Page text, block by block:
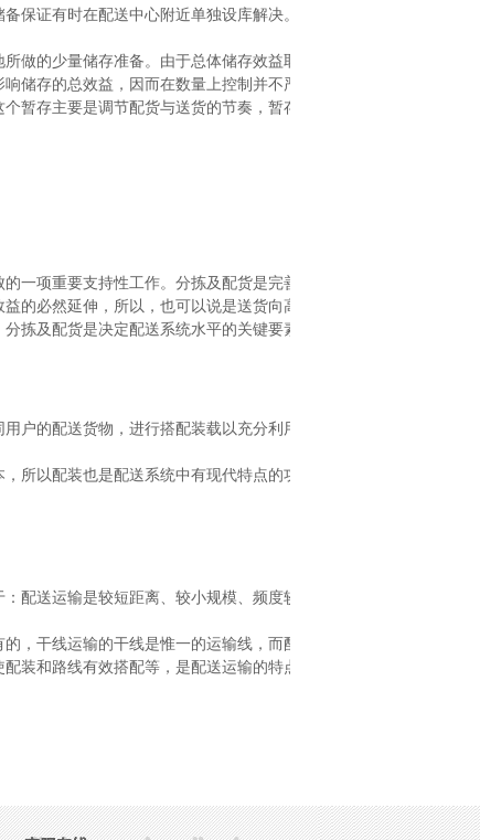
保证有时在配送中心附近单独设库解决。
做的少量储存准备。由于总体储存效益取决于
储存的总效益，因而在数量上控制并不严格。
暂存主要是调节配货与送货的节奏，暂存时间
一项重要支持性工作。分拣及配货是完善送货、
的必然延伸，所以，也可以说是送货向高级形
拣及配货是决定配送系统水平的关键要素。
户的配送货物，进行搭配装载以充分利用运能、
所以配装也是配送系统中有现代特点的功能要素，
配送运输是较短距离、较小规模、频度较高的运
，干线运输的干线是惟一的运输线，而配送运输
装和路线有效搭配等，是配送运输的特点，也是